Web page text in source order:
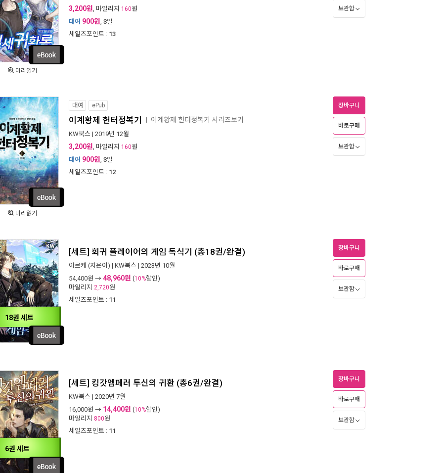
미리읽기
3,200원, 마일리지 160원
대여 900원, 3일
세일즈포인트 : 13
보관함
미리읽기
대여 ePub
이계황제 헌터정복기 이계황제 헌터정복기 시리즈보기
KW북스 | 2019년 12월
3,200원, 마일리지 160원
대여 900원, 3일
세일즈포인트 : 12
장바구니
바로구매
보관함
18권 세트
[세트] 회귀 플레이어의 게임 독식기 (총18권/완결)
아르케 (지은이) | KW북스 | 2023년 10월
54,400원 → 48,960원 (10%할인)
마일리지 2,720원
세일즈포인트 : 11
장바구니
바로구매
보관함
6권 세트
[세트] 킹갓엠페러 투신의 귀환 (총6권/완결)
KW북스 | 2020년 7월
16,000원 → 14,400원 (10%할인)
마일리지 800원
세일즈포인트 : 11
장바구니
바로구매
보관함